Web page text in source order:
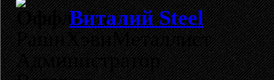
Виталий Steel
РашнХэвиМеталлист
Администратор